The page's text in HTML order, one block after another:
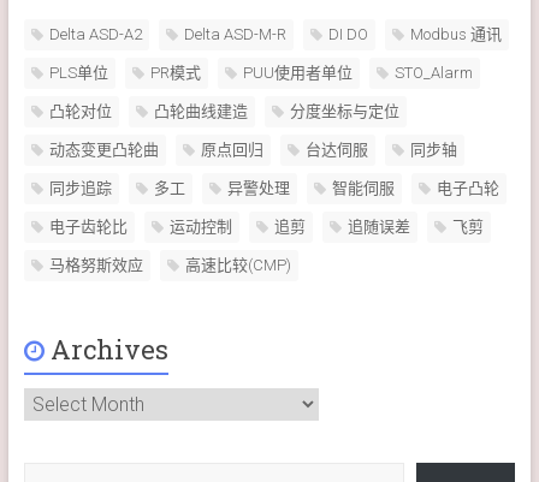
Delta ASD-A2 Delta ASD-M-R DI DO Modbus 通讯
PLS单位 PR模式 PUU使用者单位 STO_Alarm
凸轮对位 凸轮曲线建造 分度坐标与定位
动态变更凸轮曲 原点回归 台达伺服 同步轴
同步追踪 多工 异警处理 智能伺服 电子凸轮
电子齿轮比 运动控制 追剪 追随误差 飞剪
马格努斯效应 高速比较(CMP)
Archives
Archives